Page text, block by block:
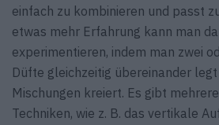
einfach zu kombinieren und passt
etwas mehr Erfahrung kann man
experimentieren, indem man zwei
Düfte gleichzeitig übereinander
Mischungen kreiert. Es gibt
Techniken, wie z. B. das vertikale